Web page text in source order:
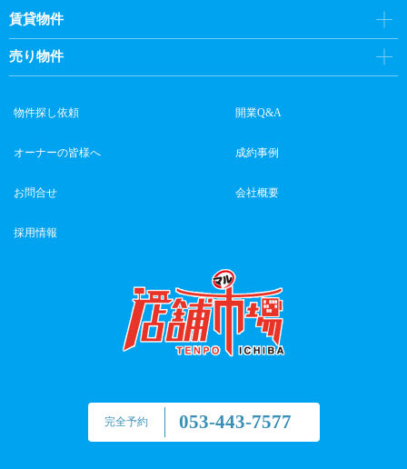
完全予約 053-443-7577
賃貸物件
売り物件
物件探し依頼 開業Q&A
オーナーの皆様へ 成約事例
お問合せ 会社概要
採用情報